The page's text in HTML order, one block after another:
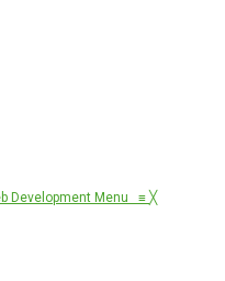
Menu ≡ ╳